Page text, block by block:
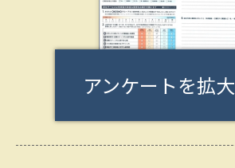
アンケートを拡大